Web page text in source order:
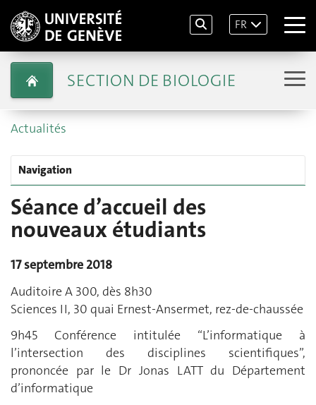
FR
SECTION DE BIOLOGIE
Actualités
Navigation
Séance d’accueil des
nouveaux étudiants
17 septembre 2018
Auditoire A 300, dès 8h30
Sciences II, 30 quai Ernest-Ansermet, rez-de-chaussée
9h45 Conférence intitulée “L’informatique à
l’intersection des disciplines scientifiques”,
prononcée par le Dr Jonas LATT du Département
d’informatique